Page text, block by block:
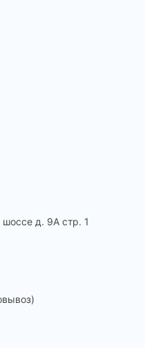
д. 9А стр. 1